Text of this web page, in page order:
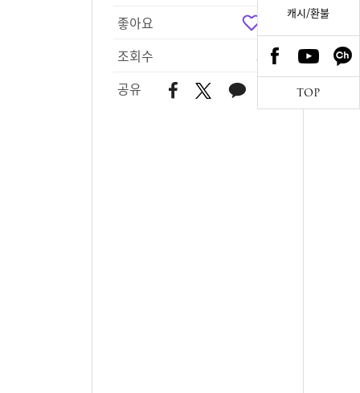
좋아요
조회수
513
공유
캐시/환불
TOP